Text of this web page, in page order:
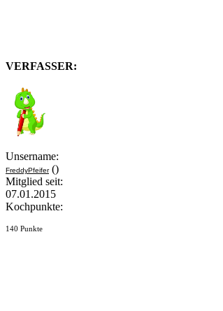
VERFASSER:
Unsername:
FreddyPfeifer()
Mitglied seit:
07.01.2015
Kochpunkte:
140 Punkte